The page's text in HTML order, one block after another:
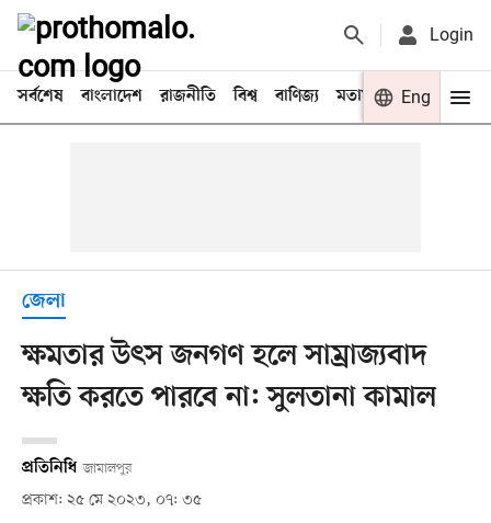
Login
সর্বশেষ বাংলাদেশ রাজনীতি বিশ্ব বাণিজ্য মতামত খেলা
Eng
জেলা
ক্ষমতার উৎস জনগণ হলে সাম্রাজ্যবাদ
ক্ষতি করতে পারবে না: সুলতানা কামাল
প্রতিনিধি জামালপুর
প্রকাশ: ২৫ মে ২০২৩, ০৭: ৩৫